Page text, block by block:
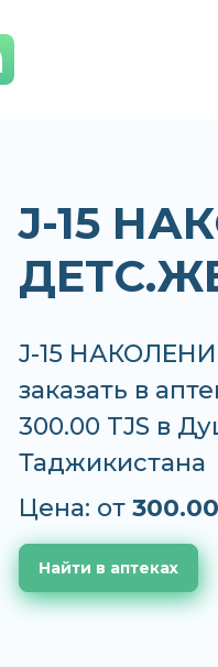
J-15
J-15
заказать в
300.00 TJS в
Таджикистана
Цена: от
Найти в аптеках